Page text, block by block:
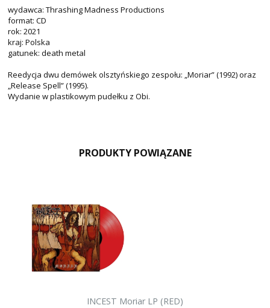
wydawca: Thrashing Madness Productions
format: CD
rok: 2021
kraj: Polska
gatunek: death metal
Reedycja dwu demówek olsztyńskiego zespołu: „Moriar” (1992) oraz
„Release Spell” (1995).
Wydanie w plastikowym pudełku z Obi.
PRODUKTY POWIĄZANE
INCEST Moriar LP (RED)